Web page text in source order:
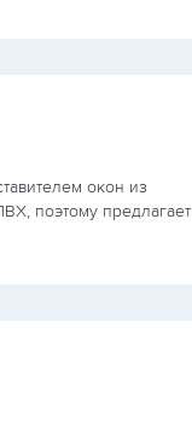
окон из
поэтому предлагает